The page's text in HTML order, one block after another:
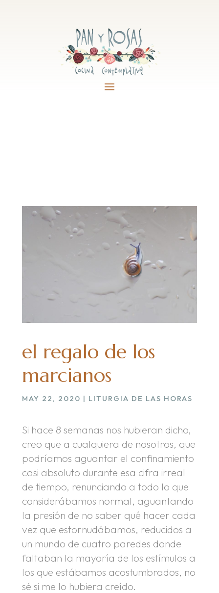
el regalo de los
marcianos
MAY 22, 2020 | LITURGIA DE LAS HORAS
Si hace 8 semanas nos hubieran dicho,
creo que a cualquiera de nosotros, que
podríamos aguantar el confinamiento
casi absoluto durante esa cifra irreal
de tiempo, renunciando a todo lo que
considerábamos normal, aguantando
la presión de no saber qué hacer cada
vez que estornudábamos, reducidos a
un mundo de cuatro paredes donde
faltaban la mayoría de los estímulos a
los que estábamos acostumbrados, no
sé si me lo hubiera creído.